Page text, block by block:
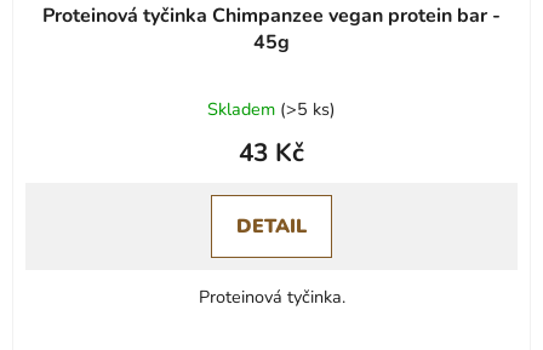
Proteinová tyčinka Chimpanzee vegan protein bar -
45g
Skladem (>5 ks)
43 Kč
DETAIL
Proteinová tyčinka.